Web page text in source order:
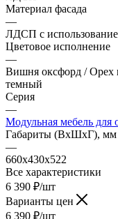
Материал фасада
—
ЛДСП с
Цветовое исполнение
—
Вишня оксфорд / Орех
темный
Серия
—
Модульная мебель для
Габариты (ВхШхГ), мм
—
660х430х522
Все характеристики
6 390 ₽/шт
Варианты цен
6 390 ₽/шт